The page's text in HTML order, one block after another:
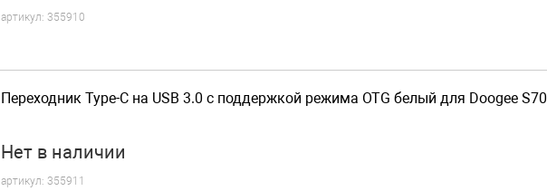
артикул: 355910
Переходник Type-C на USB 3.0 с поддержкой режима OTG белый для Doogee S70
Нет в наличии
артикул: 355911